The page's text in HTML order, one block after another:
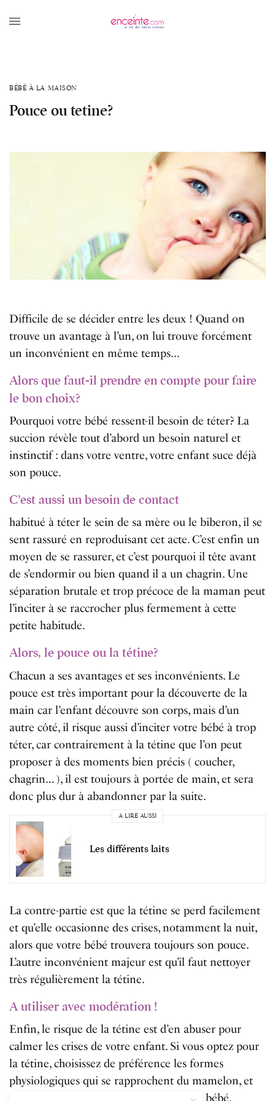
BÉBÉ À LA MAISON
Pouce ou tetine?
Difficile de se décider entre les deux ! Quand on
trouve un avantage à l’un, on lui trouve forcément
un inconvénient en même temps…
Alors que faut-il prendre en compte pour faire
le bon choix?
Pourquoi votre bébé ressent-il besoin de téter? La
succion révèle tout d’abord un besoin naturel et
instinctif : dans votre ventre, votre enfant suce déjà
son pouce.
C’est aussi un besoin de contact
habitué à téter le sein de sa mère ou le biberon, il se
sent rassuré en reproduisant cet acte. C’est enfin un
moyen de se rassurer, et c’est pourquoi il tête avant
de s’endormir ou bien quand il a un chagrin. Une
séparation brutale et trop précoce de la maman peut
l’inciter à se raccrocher plus fermement à cette
petite habitude.
Alors, le pouce ou la tétine?
Chacun a ses avantages et ses inconvénients. Le
pouce est très important pour la découverte de la
main car l’enfant découvre son corps, mais d’un
autre côté, il risque aussi d’inciter votre bébé à trop
téter, car contrairement à la tétine que l’on peut
proposer à des moments bien précis ( coucher,
chagrin… ), il est toujours à portée de main, et sera
donc plus dur à abandonner par la suite.
A LIRE AUSSI
Les différents laits
La contre-partie est que la tétine se perd facilement
et qu’elle occasionne des crises, notamment la nuit,
alors que votre bébé trouvera toujours son pouce.
L’autre inconvénient majeur est qu’il faut nettoyer
très régulièrement la tétine.
A utiliser avec modération !
Enfin, le risque de la tétine est d’en abuser pour
calmer les crises de votre enfant. Si vous optez pour
la tétine, choisissez de préférence les formes
physiologiques qui se rapprochent du mamelon, et
des tailles adaptées à la bouche de votre bébé.